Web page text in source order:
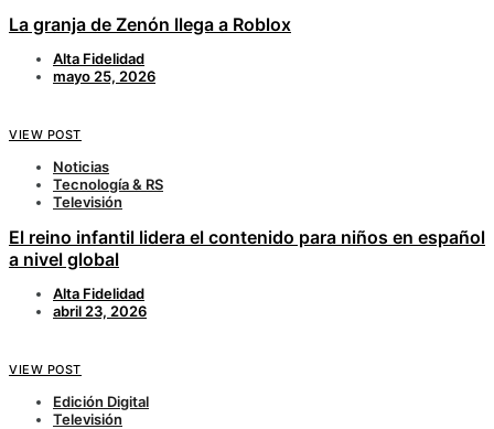
La granja de Zenón llega a Roblox
Alta Fidelidad
mayo 25, 2026
VIEW POST
Noticias
Tecnología & RS
Televisión
El reino infantil lidera el contenido para niños en español
a nivel global
Alta Fidelidad
abril 23, 2026
VIEW POST
Edición Digital
Televisión